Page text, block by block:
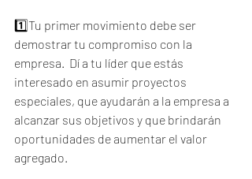
1️⃣Tu primer movimiento debe ser
demostrar tu compromiso con la
empresa.  Dí a tu líder que estás
interesado en asumir proyectos
especiales, que ayudarán a la empresa a
alcanzar sus objetivos y que brindarán
oportunidades de aumentar el valor
agregado.